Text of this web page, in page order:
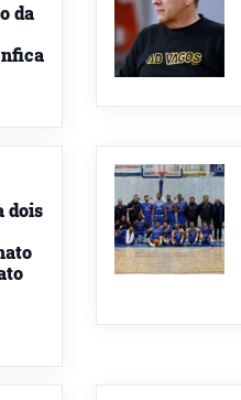
da
dois